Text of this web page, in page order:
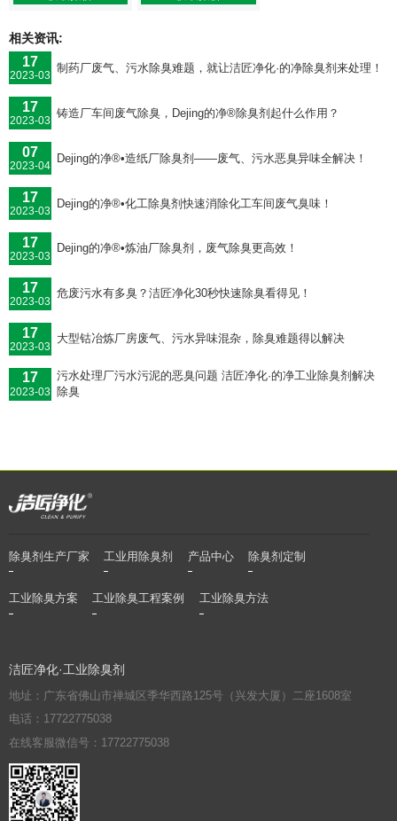
相关资讯:
17
2023-03
制药厂废气、污水除臭难题，就让洁匠净化·的净除臭剂来处理！
17
2023-03
铸造厂车间废气除臭，Dejing的净®除臭剂起什么作用？
07
2023-04
Dejing的净®•造纸厂除臭剂——废气、污水恶臭异味全解决！
17
2023-03
Dejing的净®•化工除臭剂快速消除化工车间废气臭味！
17
2023-03
Dejing的净®•炼油厂除臭剂，废气除臭更高效！
17
2023-03
危废污水有多臭？洁匠净化30秒快速除臭看得见！
17
2023-03
大型钴冶炼厂房废气、污水异味混杂，除臭难题得以解决
17
2023-03
污水处理厂污水污泥的恶臭问题 洁匠净化·的净工业除臭剂解决
除臭
除臭剂生产厂家 工业用除臭剂 产品中心 除臭剂定制
工业除臭方案 工业除臭工程案例 工业除臭方法
洁匠净化·工业除臭剂
地址：广东省佛山市禅城区季华西路125号（兴发大厦）二座1608室
电话：17722775038
在线客服微信号：17722775038